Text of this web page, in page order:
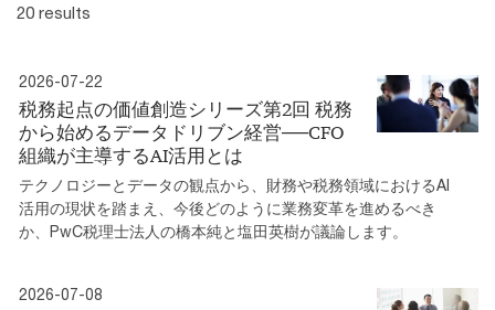
20 results
2026-07-22
税務起点の価値創造シリーズ第2回 税務
から始めるデータドリブン経営──CFO
組織が主導するAI活用とは
テクノロジーとデータの観点から、財務や税務領域におけるAI
活用の現状を踏まえ、今後どのように業務変革を進めるべき
か、PwC税理士法人の橋本純と塩田英樹が議論します。
2026-07-08